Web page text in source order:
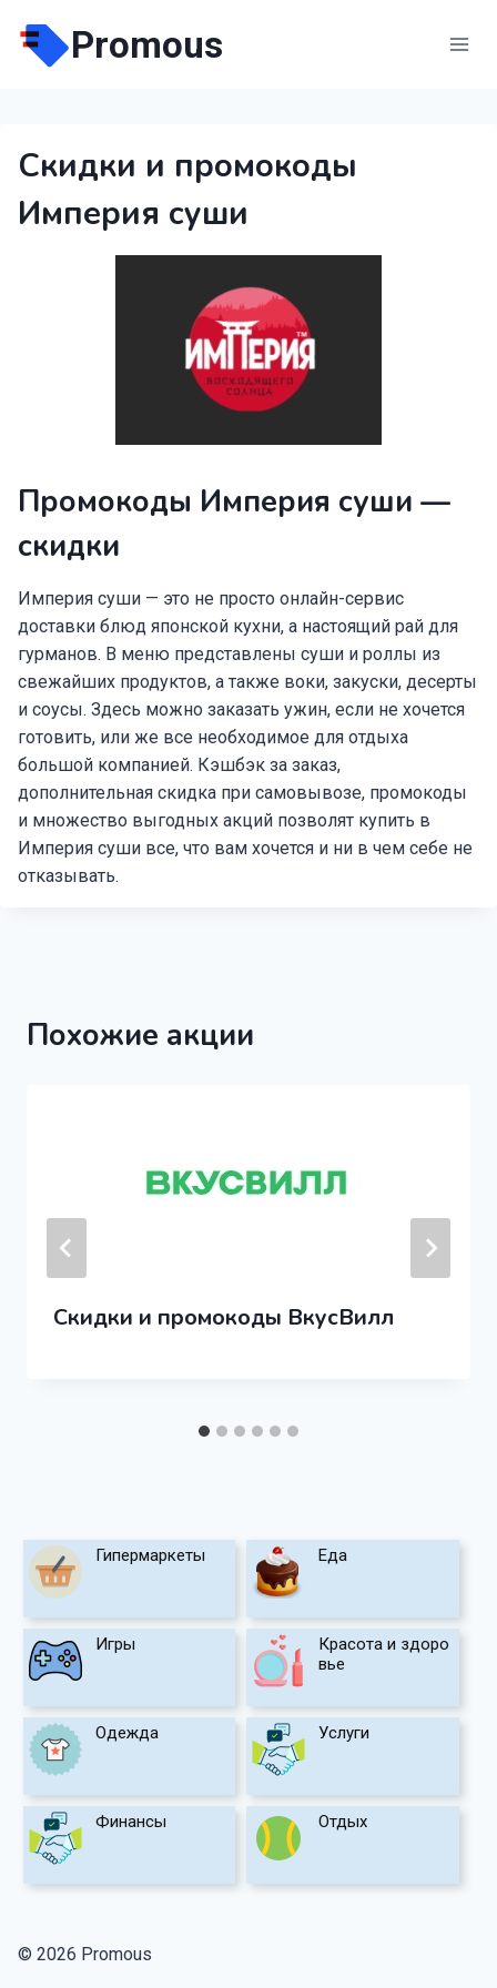
содержимому
Promous
Скидки и промокоды
Империя суши
Промокоды Империя суши —
скидки
Империя суши — это не просто онлайн-сервис
доставки блюд японской кухни, а настоящий рай для
гурманов. В меню представлены суши и роллы из
свежайших продуктов, а также воки, закуски, десерты
и соусы. Здесь можно заказать ужин, если не хочется
готовить, или же все необходимое для отдыха
большой компанией. Кэшбэк за заказ,
дополнительная скидка при самовывозе, промокоды
и множество выгодных акций позволят купить в
Империя суши все, что вам хочется и ни в чем себе не
отказывать.
Похожие акции
Скидки и промокоды ВкусВилл
Гипермаркеты Еда
Игры
Красота и здоро
вье
Одежда Услуги
Финансы Отдых
© 2026 Promous